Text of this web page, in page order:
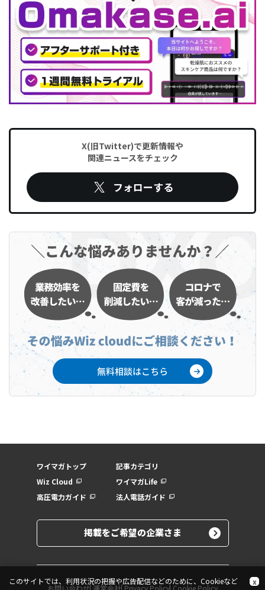
X(旧Twitter)で更新情報や
関連ニュースをチェック
フォローする
無料相談はこちら
ワイマガトップ
記事カテゴリ
Wiz Cloud
ワイマガLife
高圧電力ガイド
法人電話ガイド
掲載をご希望の企業さま
お問い合わせ 運営会社 Privacy Policy Cookie Policy
このサイトでは、利用状況の把握や広告配信などのために、Cookieなど
x